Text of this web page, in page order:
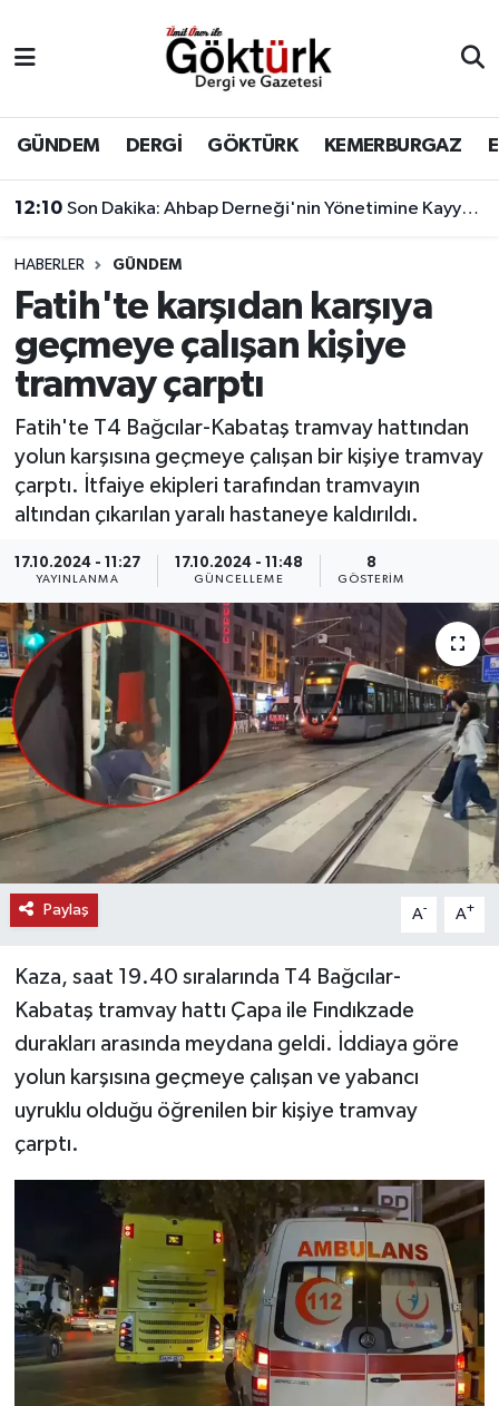
GÜNDEM DERGİ GÖKTÜRK KEMERBURGAZ
12:10 Son Dakika: Ahbap Derneği'nin Yönetimine Kayyum Atandı
HABERLER GÜNDEM
Fatih'te karşıdan karşıya
geçmeye çalışan kişiye
tramvay çarptı
Fatih'te T4 Bağcılar-Kabataş tramvay hattından
yolun karşısına geçmeye çalışan bir kişiye tramvay
çarptı. İtfaiye ekipleri tarafından tramvayın
altından çıkarılan yaralı hastaneye kaldırıldı.
17.10.2024 - 11:27
YAYINLANMA
17.10.2024 - 11:48
GÜNCELLEME
8
GÖSTERIM
Paylaş A- A+
Kaza, saat 19.40 sıralarında T4 Bağcılar-
Kabataş tramvay hattı Çapa ile Fındıkzade
durakları arasında meydana geldi. İddiaya göre
yolun karşısına geçmeye çalışan ve yabancı
uyruklu olduğu öğrenilen bir kişiye tramvay
çarptı.
BİLİM
DERGİ
DÜNYA
EĞİTİM
EKONOMİ
GÖKTÜRK
GÜNDEM
MAGAZİN
ÖZEL HABER
SAĞLIK
SPOR
TEKNOLOJİ
YAŞAM
Eyüpsultan Hava Durumu
Eyüpsultan Trafik Yoğunluk Haritası
Süper Lig Puan Durumu ve Fikstür
Tüm Manşetler
Son Dakika Haberleri
Haber Arşivi